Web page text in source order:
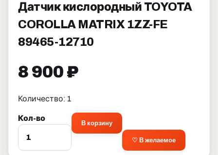
Датчик кислородный TOYOTA
COROLLA MATRIX 1ZZ-FE
89465-12710
8 900 ₽
Количество: 1
Кол-во
В корзину
♡ В желаемое